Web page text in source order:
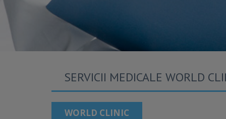
SERVICII MEDICALE WORLD
WORLD CLINIC